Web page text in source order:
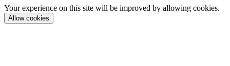
Your experience on this site will be improved by allowing cookies.
Allow cookies